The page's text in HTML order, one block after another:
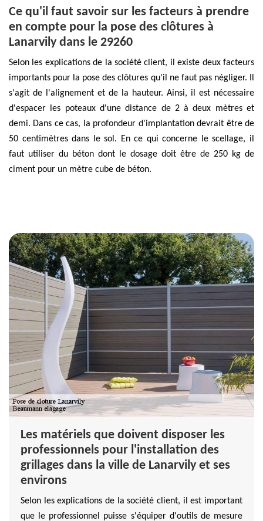
Ce qu'il faut savoir sur les facteurs à prendre
en compte pour la pose des clôtures à
Lanarvily dans le 29260
Selon les explications de la société client, il existe deux facteurs
importants pour la pose des clôtures qu'il ne faut pas négliger. Il
s'agit de l'alignement et de la hauteur. Ainsi, il est nécessaire
d'espacer les poteaux d'une distance de 2 à deux mètres et
demi. Dans ce cas, la profondeur d'implantation devrait être de
50 centimètres dans le sol. En ce qui concerne le scellage, il
faut utiliser du béton dont le dosage doit être de 250 kg de
ciment pour un mètre cube de béton.
Les matériels que doivent disposer les
professionnels pour l'installation des
grillages dans la ville de Lanarvily et ses
environs
Selon les explications de la société client, il est important
que le professionnel puisse s'équiper d'outils de mesure